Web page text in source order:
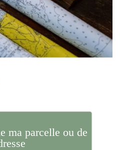
ma parcelle ou de